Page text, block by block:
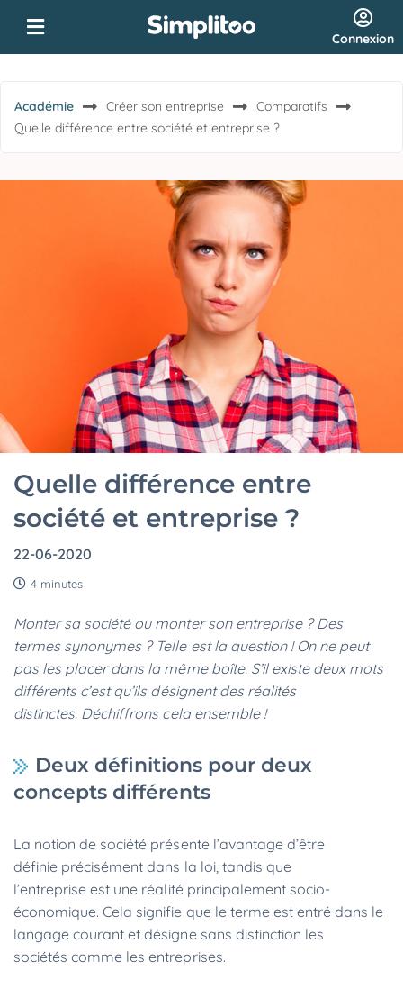
Connexion
Académie Créer son entreprise
Comparatifs
Quelle différence entre société et entreprise ?
Quelle différence entre
société et entreprise ?
22-06-2020
4 minutes
Monter sa société ou monter son entreprise ? Des
termes synonymes ? Telle est la question ! On ne peut
pas les placer dans la même boîte. S’il existe deux mots
différents c’est qu’ils désignent des réalités
distinctes. Déchiffrons cela ensemble !
Deux définitions pour deux
concepts différents
La notion de société présente l’avantage d’être
définie précisément dans la loi, tandis que
l’entreprise est une réalité principalement socio-
économique. Cela signifie que le terme est entré dans le
langage courant et désigne sans distinction les
sociétés comme les entreprises.